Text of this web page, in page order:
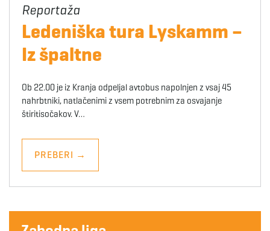
Ledeniška tura Lyskamm –
Iz špaltne
Ob 22.00 je iz Kranja odpeljal avtobus napolnjen z vsaj 45
nahrbtniki, natlačenimi z vsem potrebnim za osvajanje
štiritisočakov. V…
PREBERI →